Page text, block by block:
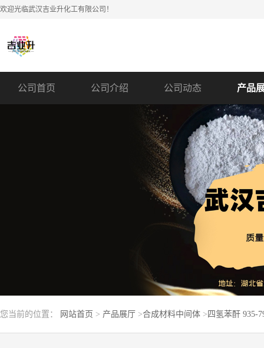
欢迎光临武汉吉业升化工有限公司！
公司首页 公司介绍 公司动态 产品
您当前的位置： 网站首页 > 产品展厅 >合成材料中间体 > 四氢苯酐 935-